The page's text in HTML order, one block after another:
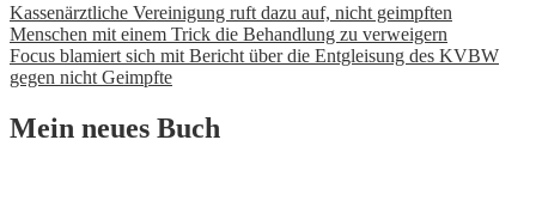
Beitrags-
Navigation
Kassenärztliche Vereinigung ruft dazu auf, nicht geimpften
Menschen mit einem Trick die Behandlung zu verweigern
Focus blamiert sich mit Bericht über die Entgleisung des KVBW
gegen nicht Geimpfte
Mein neues Buch